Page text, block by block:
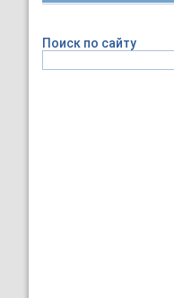
Поиск по сайту